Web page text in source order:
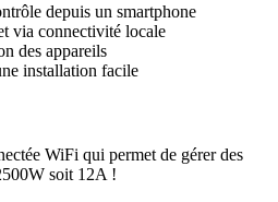
depuis un smartphone
via connectivité locale
des appareils
installation facile
WiFi qui permet de gérer des
soit 12A !